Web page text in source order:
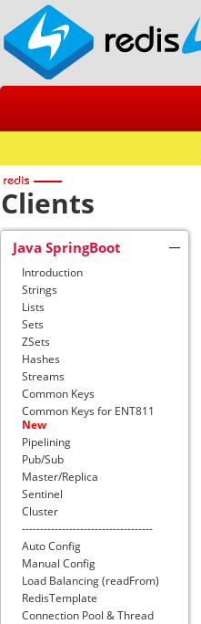
Clients
Java SpringBoot
Introduction
Strings
Lists
Sets
ZSets
Hashes
Streams
Common Keys
Common Keys for ENT811
New
Pipelining
Pub/Sub
Master/Replica
Sentinel
Cluster
------------------------------------
Auto Config
Manual Config
Load Balancing (readFrom)
RedisTemplate
Connection Pool & Thread